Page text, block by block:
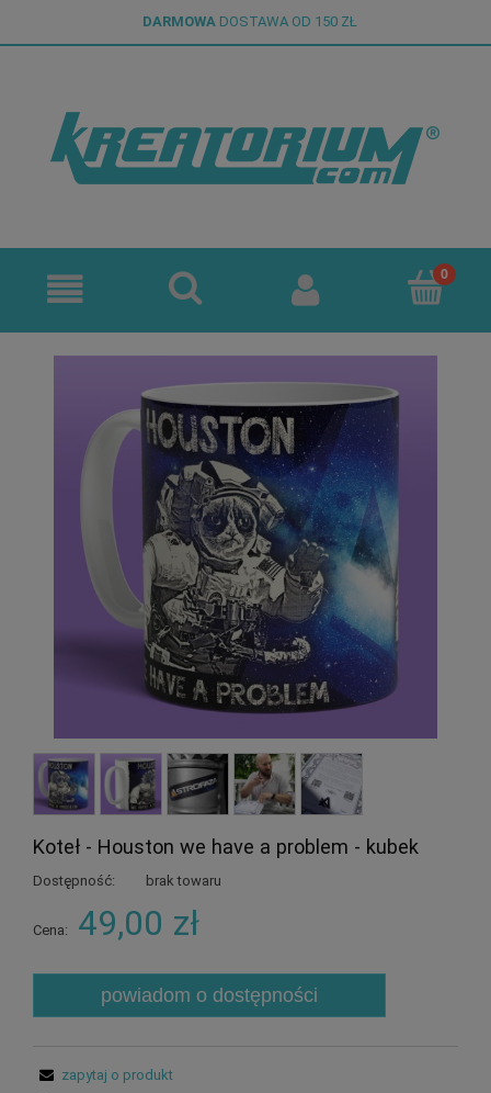
DARMOWA DOSTAWA OD 150 ZŁ
Koteł - Houston we have a problem - kubek
Dostępność: brak towaru
Cena: 49,00 zł
powiadom o dostępności
zapytaj o produkt